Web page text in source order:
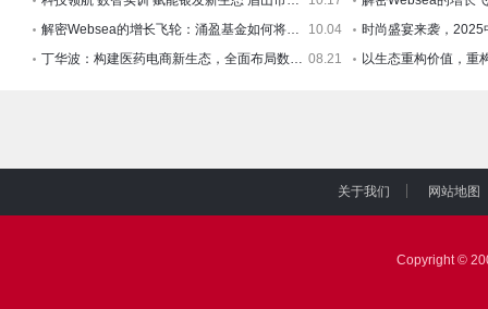
解密Websea的增长飞轮：涌盈基金如何将质押收益转化为生态动力
10.04
丁华波：构建医药电商新生态，全面布局数字化健康服务 08.21
关于我们
网站地图
Copyright ©